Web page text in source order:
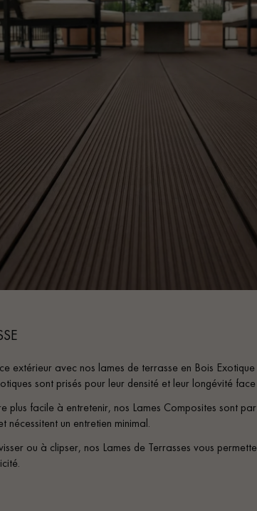
extérieur avec nos lames de terrasse en Bois
sont prisés pour leur densité et leur longévité
plus facile à entretenir, nos Lames Composites sont
nécessitent un entretien minimal.
ou à clipser, nos Lames de Terrasses vous